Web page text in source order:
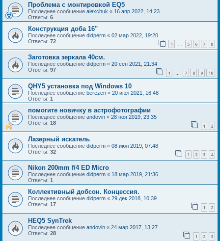
Проблема с монтировкой EQ5
Последнее сообщение alexchuk « 16 апр 2022, 14:23
Ответы: 6
Конструкция доба 16"
Последнее сообщение didperm « 02 мар 2022, 19:20
Ответы: 72 1 5 6 7 8
Заготовка зеркала 40см.
Последнее сообщение didperm « 20 сен 2021, 21:34
Ответы: 97 1 … 7 8 9 10
QHY5 установка под Windows 10
Последнее сообщение berezen « 20 июл 2021, 16:48
Ответы: 1
помогите новичку в астрофотографии
Последнее сообщение andovin « 28 ноя 2019, 23:35
Ответы: 18 1 2
Лазерный искатель
Последнее сообщение didperm « 08 июл 2019, 07:48
Ответы: 32 1 2 3 4
Nikon 200mm f/4 ED Micro
Последнее сообщение didperm « 18 мар 2019, 21:36
Ответы: 1
Коллективный добсон. Концессия.
Последнее сообщение didperm « 29 дек 2018, 10:39
Ответы: 17 1 2
HEQ5 SynTrek
Последнее сообщение andovin « 24 мар 2017, 13:27
Ответы: 28 1 2 3